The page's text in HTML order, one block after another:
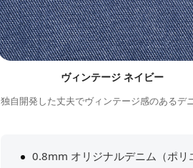
ヴィンテージ ネイビー
独自開発した丈夫でヴィンテージ感のあるデ
0.8mm オリジナルデニム（ポリ